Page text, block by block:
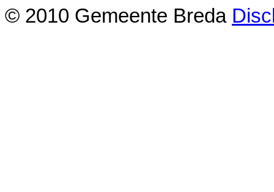
© 2010 Gemeente Breda